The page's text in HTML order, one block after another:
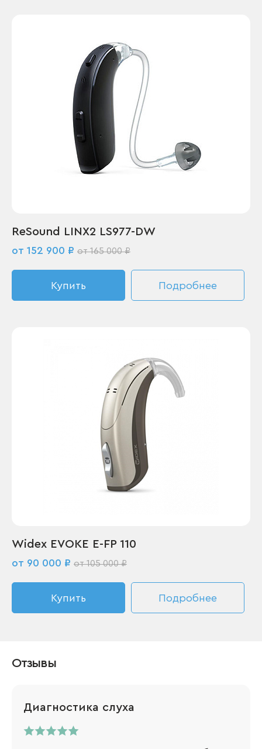
ReSound LINX2 LS977-DW
от 152 900 ₽ от 165 000 ₽
Купить Подробнее
Widex EVOKE E-FP 110
от 90 000 ₽ от 105 000 ₽
Купить Подробнее
Отзывы
Диагностика слуха